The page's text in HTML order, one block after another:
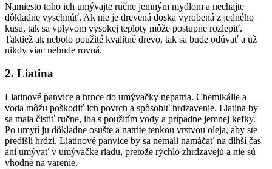
Namiesto toho ich umývajte ručne jemným mydlom a nechajte
dôkladne vyschnúť. Ak nie je drevená doska vyrobená z jedného
kusu, tak sa vplyvom vysokej teploty môže postupne rozlepiť.
Taktiež ak nebolo použité kvalitné drevo, tak sa bude odúvať a už
nikdy viac nebude rovná.
2. Liatina
Liatinové panvice a hrnce do umývačky nepatria. Chemikálie a
voda môžu poškodiť ich povrch a spôsobiť hrdzavenie. Liatina by
sa mala čistiť ručne, iba s použitím vody a prípadne jemnej kefky.
Po umytí ju dôkladne osušte a natrite tenkou vrstvou oleja, aby ste
predišli hrdzi. Liatinové panvice by sa nemali namáčať na dlhší čas
ani umývať v umývačke riadu, pretože rýchlo zhrdzavejú a nie sú
vhodné na varenie.